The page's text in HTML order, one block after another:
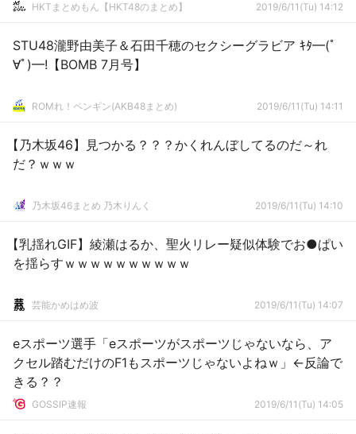
HKTまとめもん【HKT48のまとめ】 2019/6/11(Tu) 14:12
STU48瀧野由美子＆石田千穂のセクシーグラビア ｷﾀ━(ﾟ
∀ﾟ)━!【BOMB 7月号】
ROMれ！ペンギン(AKB48まとめ) 2019/6/11(Tu) 14:11
【乃木坂46】見つかる？？？かくれんぼしてるのだ～れ
だ？ｗｗｗ
乃木坂46まとめ 乃木りんく 2019/6/11(Tu) 14:10
【乳揺れGIF】綾瀬はるか、聖火リレー疑似体験でお●ぱい
を揺らすｗｗｗｗｗｗｗｗｗｗ
芸能かめはめ波 2019/6/11(Tu) 14:07
eスポーツ選手「eスポーツがスポーツじゃないなら、ア
クセル踏むだけのF1もスポーツじゃないよねｗ」←反論で
きる？？
GOSSIP速報 2019/6/11(Tu) 14:05